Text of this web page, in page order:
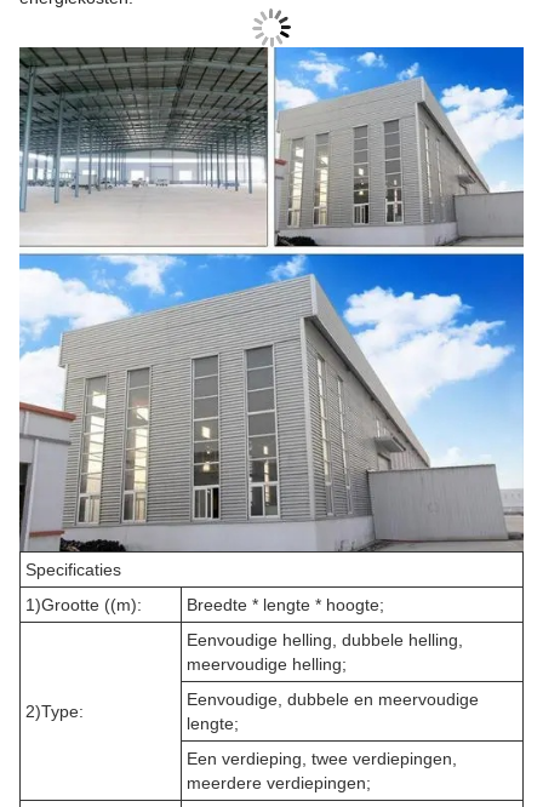
Specificaties
1)Grootte ((m):
Breedte * lengte * hoogte;
2)Type:
Eenvoudige helling, dubbele helling,
meervoudige helling;
Eenvoudige, dubbele en meervoudige
lengte;
Een verdieping, twee verdiepingen,
meerdere verdiepingen;